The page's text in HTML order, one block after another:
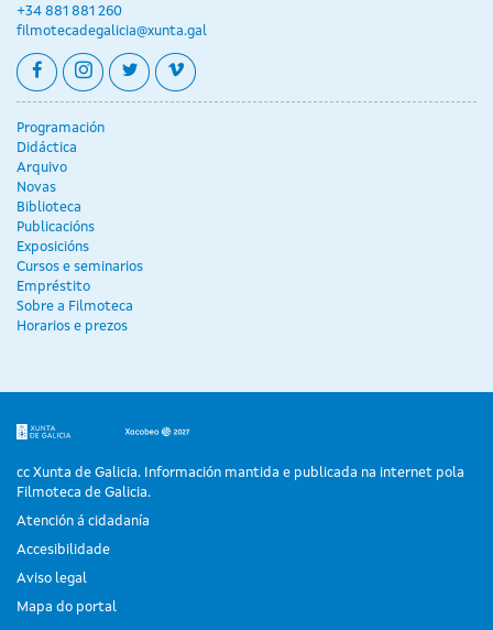
+34 881 881 260
filmotecadegalicia@xunta.gal
facebookinstagram
twittervimeo
Programación
Didáctica
Arquivo
Novas
Biblioteca
Publicacións
Exposicións
Cursos e seminarios
Empréstito
Sobre a Filmoteca
Horarios e prezos
cc Xunta de Galicia. Información mantida e publicada na internet pola
Filmoteca de Galicia.
Atención á cidadanía
Accesibilidade
Aviso legal
Mapa do portal